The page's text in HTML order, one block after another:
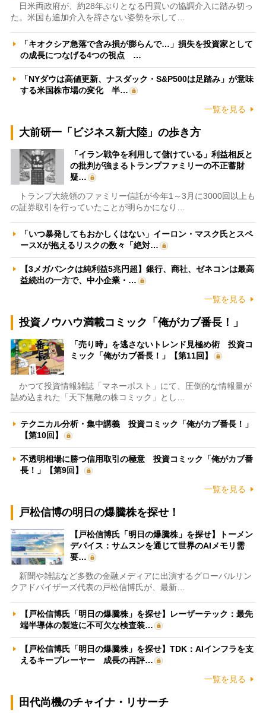
日米両政府が、約28年ぶりとなる円買いの協調介入に踏み切っ
た。米国も追加介入を辞さない姿勢を示して…
「キオクシア急落で含み損が膨らんで…」損失を投資家として
の成長につなげる4つの視点 …
「NYダウは高値更新、ナスダック・S&P500は足踏み」が意味
する米国株市場の変化 半…
一覧を見る
大前研一「ビジネス新大陸」の歩き方
「イラン戦争を利用して儲けている」利益相反と
の批判が強まるトランプファミリーの不正蓄財
疑…
トランプ大統領のファミリー信託が今年1～3月に3000回以上も
の証券取引を行っていたことが明らかになり…
「いつ暴発してもおかしくはない」イーロン・マスク氏とスペ
ースXが抱えるリスクの数々「絶対…
【3メガバンクは純利益5兆円超】銀行、商社、ゼネコンは最高
益続出の一方で、中小企業・…
一覧を見る
投資ノウハウ満載コミック「俺がカブ番長！」
「売り時」を逃さないトレンド見極め術 投資コ
ミック「俺がカブ番長！」【第11回】
かつて投資情報雑誌「マネーポスト」にて、圧倒的な情報量が
詰め込まれた「天下無敵の株コミック」とし…
テクニカル分析・集中講義 投資コミック「俺がカブ番長！」
【第10回】
不透明相場に勝つ信用取引の極意 投資コミック「俺がカブ番
長！」【第9回】
一覧を見る
戸松信博の明日の爆騰株を探せ！
【戸松信博氏「明日の爆騰株」を探せ】トーメン
デバイス：サムスンを通じて世界のAIメモリ需
要…
新聞や雑誌など多数の金融メディアに出演するグローバルリン
クアドバイザーズ代表の戸松信博氏が、最新…
【戸松信博氏「明日の爆騰株」を探せ】レーザーテック：最先
端半導体の製造に不可欠な検査装…
【戸松信博氏「明日の爆騰株」を探せ】TDK：AIインフラを支
えるキープレーヤー 成長の再評…
一覧を見る
田代尚機のチャイナ・リサーチ